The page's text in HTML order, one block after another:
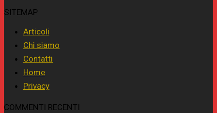
SITEMAP
Articoli
Chi siamo
Contatti
Home
Privacy
COMMENTI RECENTI